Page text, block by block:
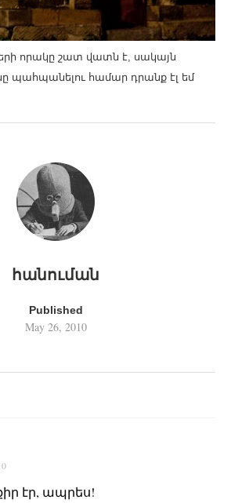
որակը շատ վատն է, սակայն
պահպանելու համար դրանք էլ եմ
հանուման
Published
May 26, 2010
էր, ապրես!